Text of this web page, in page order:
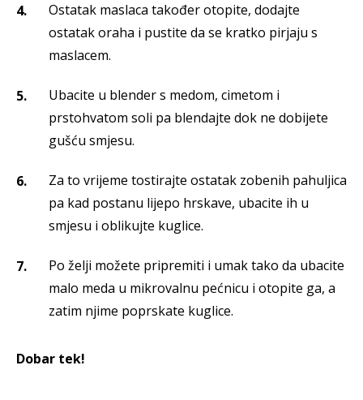
Ostatak maslaca također otopite, dodajte
ostatak oraha i pustite da se kratko pirjaju s
maslacem.
Ubacite u blender s medom, cimetom i
prstohvatom soli pa blendajte dok ne dobijete
gušću smjesu.
Za to vrijeme tostirajte ostatak zobenih pahuljica
pa kad postanu lijepo hrskave, ubacite ih u
smjesu i oblikujte kuglice.
Po želji možete pripremiti i umak tako da ubacite
malo meda u mikrovalnu pećnicu i otopite ga, a
zatim njime poprskate kuglice.
Dobar tek!